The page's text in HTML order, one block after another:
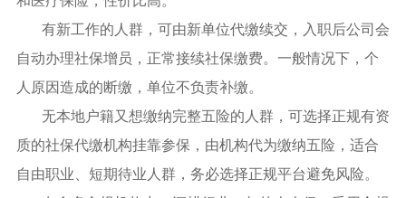
有新工作的人群，可由新单位代缴续交，入职后公司会
自动办理社保增员，正常接续社保缴费。一般情况下，个
人原因造成的断缴，单位不负责补缴。
无本地户籍又想缴纳完整五险的人群，可选择正规有资
质的社保代缴机构挂靠参保，由机构代为缴纳五险，适合
自由职业、短期待业人群，务必选择正规平台避免风险。